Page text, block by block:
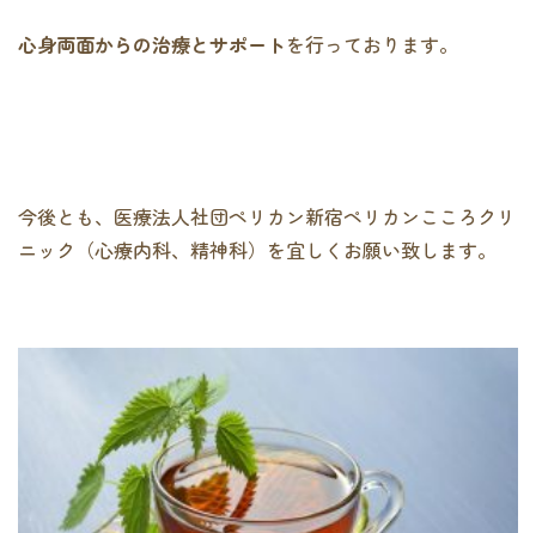
心身両面からの治療とサポートを行っております。
今後とも、医療法人社団ペリカン新宿ペリカンこころクリ
ニック（心療内科、精神科）を宜しくお願い致します。